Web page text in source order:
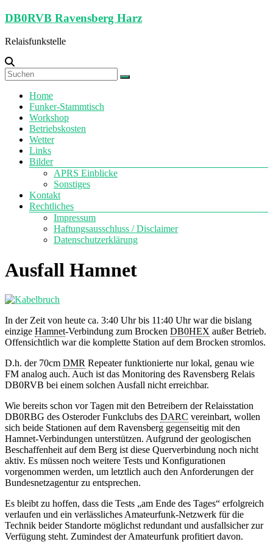
Zum
springen
DB0RVB Ravensberg Harz
Relaisfunkstelle
Menü
Home
Funker-Stammtisch
Workshop
Betriebskosten
Wetter
Links
Bilder
APRS Einblicke
Sonstiges
Kontakt
Rechtliches
Impressum
Haftungsausschluss / Disclaimer
Datenschutzerklärung
Ausfall Hamnet
In der Zeit von heute ca. 3:40 Uhr bis 11:40 Uhr war die bislang
einzige Hamnet-Verbindung zum Brocken DB0HEX außer Betrieb.
Offensichtlich war die komplette Station auf dem Brocken stromlos.
D.h. der 70cm DMR Repeater funktionierte nur lokal, genau wie
FM analog auch. Auch ist das Monitoring des Ravensberg Relais
DB0RVB bei einem solchen Ausfall nicht erreichbar.
Wie bereits schon vor Tagen mit den Betreibern der Relaisstation
DB0RBG des Osteroder Funkclubs des DARC vereinbart, wollen
sich beide Stationen auf dem Ravensberg gegenseitig mit den
Hamnet-Verbindungen unterstützen. Aufgrund der geologischen
Beschaffenheit auf dem Berg ist diese Querverbindung noch nicht
aktiv. Es müssen noch weitere Tests und Konfigurationen
vorgenommen werden, um letztlich auch den Anforderungen der
Bundesnetzagentur zu entsprechen.
Es bleibt zu hoffen, dass die Tests „am Ende des Tages“ erfolgreich
verlaufen und ein verlässliches Amateurfunk-Netzwerk für die
Technik beider Standorte möglichst redundant und ausfallsicher zur
Verfügung steht. Zumindest der Amateurfunk profitiert davon.